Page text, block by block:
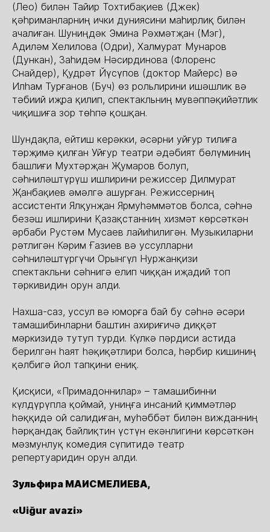
(Лео) билән Тайир Тохтибақиев (Джек)
қәһриманларниң ички дуниясини маһирлиқ билән
ачалиған. Шуниңдәк Эмина Рәхмәтҗан (Мэг),
Адиләм Хелилова (Одри), Халмурат Мунаров
(Дункан), Заһидәм Нәсирдинова (Флоренс
Снайдер), Қудрәт Йүсүпов (доктор Майерс) вә
Илһам Турғанов (Буч) өз рольлирини ишәшлик вә
тәбиий иҗра қилип, спектакльниң мувәппәқийәтлик
чиқишиға зор төһпә қошқан.
Шундақла, ейтиш керәкки, әсәрни уйғур тилиға
тәрҗимә қилған Уйғур театри әдәбият бөлүминиң
башлиғи Мухтәрҗан Җумаров болуп,
сәһниләштүрүш ишлирини режиссер Дилмурат
Җанбақиев әмәлгә ашурған. Режиссерниң
ассистенти Ялқунҗан Ярмуһәммәтов болса, сәһнә
безәш ишлирини Қазақстанниң хизмәт көрсәткән
әрбаби Рустәм Мусаев лайиһилигән. Музыкиларни
рәтлигән Кәрим Ғазиев вә уссулларни
сәһниләштүргүчи Орынгүл Нуржанқизи
спектакльни сәһнигә елип чиққан иҗадий топ
тәркивидин орун алди.
Нахша-саз, уссул вә юморға бай бу сәһнә әсәри
тамашибинларни баштин ахириғичә диққәт
мәркизидә тутуп турди. Күлкә пәрдиси астида
берилгән һаят һәқиқәтлири болса, һәрбир кишиниң
қәлбигә йол тапқини ениқ.
Қисқиси, «Примадоннилар» – тамашибинни
күлдүрүпла қоймай, униңға инсаний қиммәтләр
һәққидә ой салидиған, муһәббәт билән вижданниң
һәрқандақ байлиқтин үстүн екәнлигини көрсәткән
мәзмунлуқ комедия сүпитидә театр
репертуаридин орун алди.
Зульфира МАИСМЕЛИЕВА,
«Uiğur avazi»